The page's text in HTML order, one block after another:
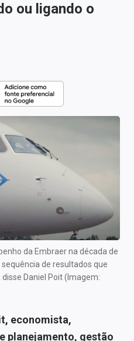
ou ligando o
da Embraer na década de
de resultados que
Daniel Poit (Imagem:
economista,
planejamento, gestão